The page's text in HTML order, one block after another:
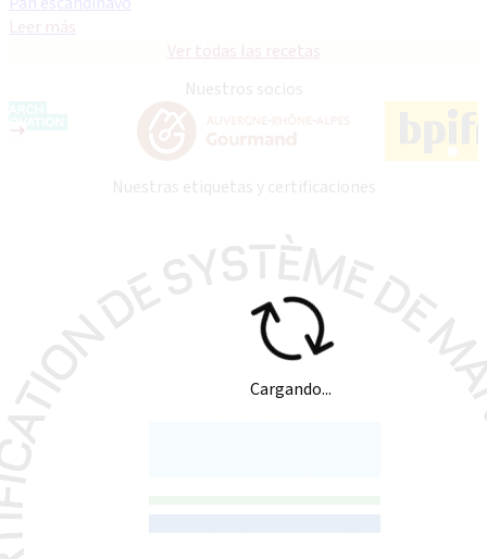
Leer más
Ver todas las recetas
Nuestros socios
Nuestras etiquetas y certificaciones
Cargando...